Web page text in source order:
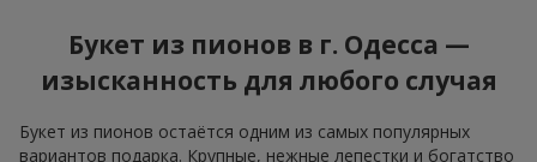
Букет из пионов в г. Одесса —
изысканность для любого случая
Букет из пионов остаётся одним из самых популярных
вариантов подарка. Крупные, нежные лепестки и богатство